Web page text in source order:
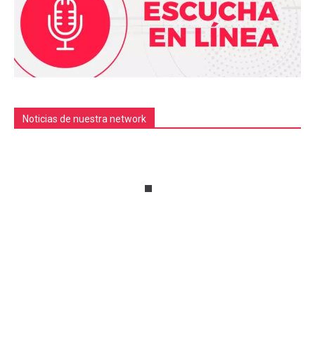
Noticias de nuestra network